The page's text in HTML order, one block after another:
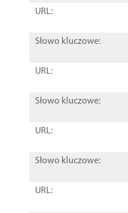
URL:
Słowo kluczowe:
URL:
Słowo kluczowe:
URL:
Słowo kluczowe:
URL: